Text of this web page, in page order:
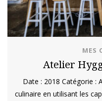
MES
Atelier
Date : 2018 Catégorie :
culinaire en utilisant les